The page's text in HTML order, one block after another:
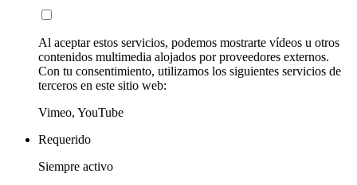
Al aceptar estos servicios, podemos mostrarte vídeos u otros
contenidos multimedia alojados por proveedores externos.
Con tu consentimiento, utilizamos los siguientes servicios de
terceros en este sitio web:
Vimeo, YouTube
Requerido
Siempre activo